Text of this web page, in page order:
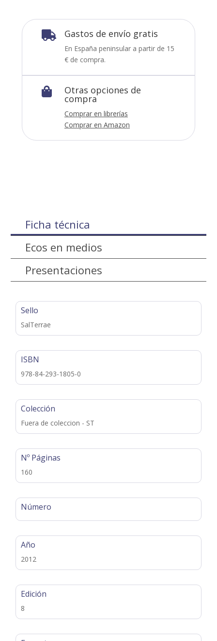
 Gastos de envío gratis
En España peninsular a partir de 15
€ de compra.
 Otras opciones de
compra
Comprar en librerías
Comprar en Amazon
Ficha técnica
Ecos en medios
Presentaciones
Sello
SalTerrae
ISBN
978-84-293-1805-0
Colección
Fuera de coleccion - ST
Nº Páginas
160
Número
Año
2012
Edición
8